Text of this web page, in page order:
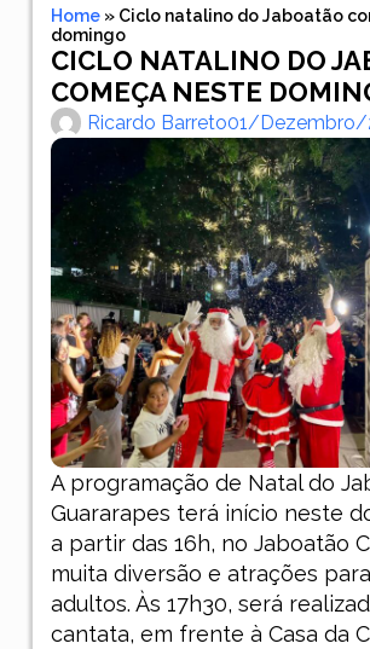
Home» Ciclo natalino do Jaboatão
domingo
CICLO NATALINO DO
COMEÇA NESTE
Ricardo Barreto01/dezembro/
A programação de Natal do
Guararapes terá início neste
a partir das 16h, no Jaboatão
muita diversão e atrações
adultos. Às 17h30, será
cantata, em frente à Casa da